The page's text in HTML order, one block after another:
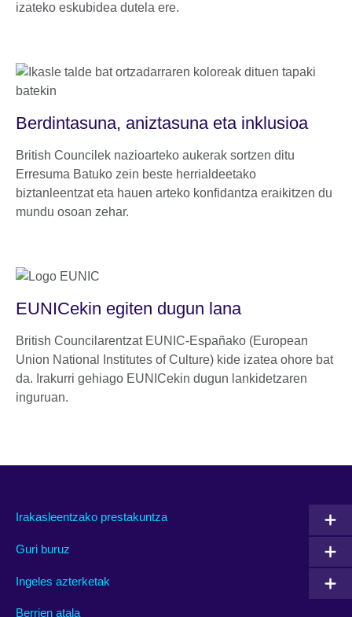
izateko eskubidea dutela ere.
Berdintasuna, aniztasuna eta inklusioa
British Councilek nazioarteko aukerak sortzen ditu
Erresuma Batuko zein beste herrialdeetako
biztanleentzat eta hauen arteko konfidantza eraikitzen du
mundu osoan zehar.
EUNICekin egiten dugun lana
British Councilarentzat EUNIC-Españako (European
Union National Institutes of Culture) kide izatea ohore bat
da. Irakurri gehiago EUNICekin dugun lankidetzaren
inguruan.
Irakasleentzako prestakuntza
Guri buruz
Ingeles azterketak
Berrien atala